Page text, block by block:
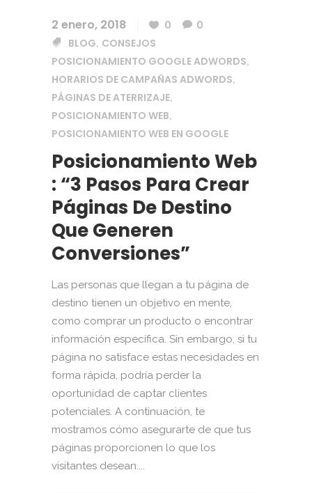
2 enero, 2018 0
0
BLOG, CONSEJOS
POSICIONAMIENTO GOOGLE ADWORDS,
HORARIOS DE CAMPAÑAS ADWORDS,
PÁGINAS DE ATERRIZAJE,
POSICIONAMIENTO WEB,
POSICIONAMIENTO WEB EN GOOGLE
Posicionamiento Web
: “3 Pasos Para Crear
Páginas De Destino
Que Generen
Conversiones”
Las personas que llegan a tu página de
destino tienen un objetivo en mente,
como comprar un producto o encontrar
información específica. Sin embargo, si tu
página no satisface estas necesidades en
forma rápida, podría perder la
oportunidad de captar clientes
potenciales. A continuación, te
mostramos cómo asegurarte de que tus
páginas proporcionen lo que los
visitantes desean....